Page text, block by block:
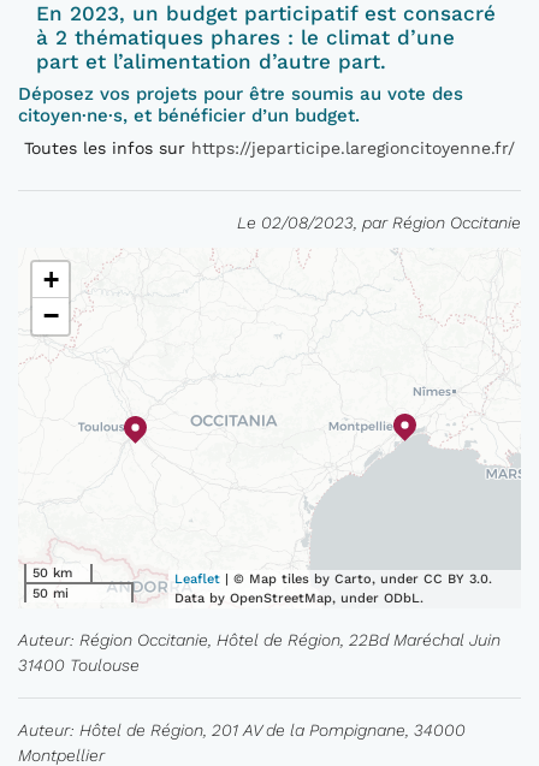
En 2023, un budget participatif est consacré
à 2 thématiques phares : le climat d’une
part et l’alimentation d’autre part.
Déposez vos projets pour être soumis au vote des
citoyen·ne·s, et bénéficier d’un budget.
Toutes les infos sur https://jeparticipe.laregioncitoyenne.fr/
Le 02/08/2023, par Région Occitanie
+
−
50 km
50 mi
Leaflet | © Map tiles by Carto, under CC BY 3.0.
Data by OpenStreetMap, under ODbL.
Auteur: Région Occitanie, Hôtel de Région, 22Bd Maréchal Juin
31400 Toulouse
Auteur: Hôtel de Région, 201 AV de la Pompignane, 34000
Montpellier